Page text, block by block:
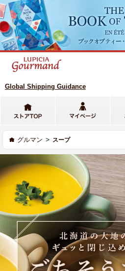
Global Shipping Guidance
グルマン > スープ